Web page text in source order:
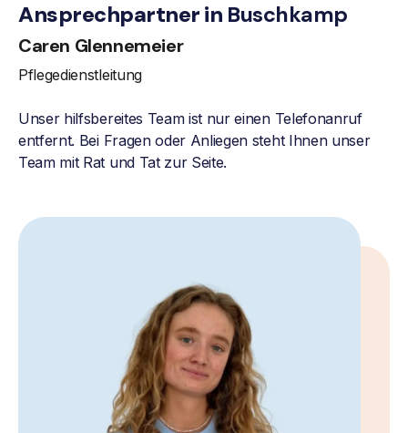
Ansprechpartner in Buschkamp
Caren Glennemeier
Pflegedienstleitung
Unser hilfsbereites Team ist nur einen Telefonanruf
entfernt. Bei Fragen oder Anliegen steht Ihnen unser
Team mit Rat und Tat zur Seite.